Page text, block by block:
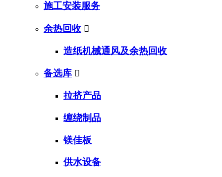
施工安装服务
余热回收 
造纸机械通风及余热回收
备选库 
拉挤产品
缠绕制品
镁佳板
供水设备